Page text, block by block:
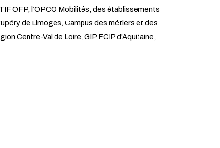
OFP, l’OPCO Mobilités, des établissements
de Limoges, Campus des métiers et des
Centre-Val de Loire, GIP FCIP d'Aquitaine,